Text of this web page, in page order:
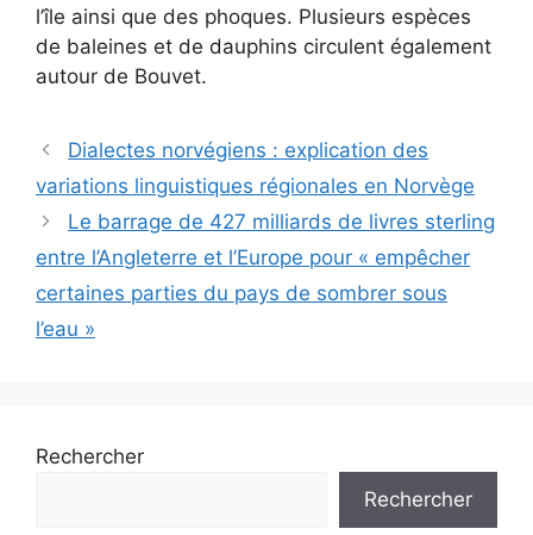
l’île ainsi que des phoques. Plusieurs espèces
de baleines et de dauphins circulent également
autour de Bouvet.
Dialectes norvégiens : explication des
variations linguistiques régionales en Norvège
Le barrage de 427 milliards de livres sterling
entre l’Angleterre et l’Europe pour « empêcher
certaines parties du pays de sombrer sous
l’eau »
Rechercher
Rechercher